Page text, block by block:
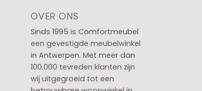
OVER ONS
Sinds 1995 is Comfortmeubel
een gevestigde meubelwinkel
in Antwerpen. Met meer dan
100.000 tevreden klanten zijn
wij uitgegroeid tot een